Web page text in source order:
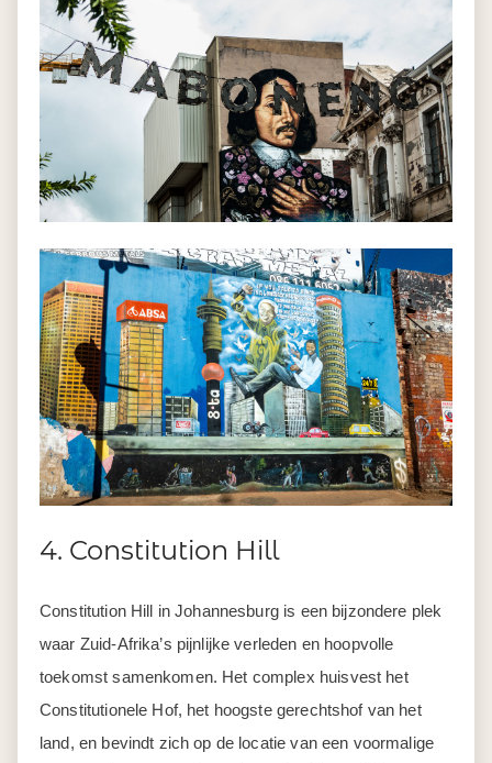
4. Constitution Hill
Constitution Hill in Johannesburg is een bijzondere plek
waar Zuid-Afrika’s pijnlijke verleden en hoopvolle
toekomst samenkomen. Het complex huisvest het
Constitutionele Hof, het hoogste gerechtshof van het
land, en bevindt zich op de locatie van een voormalige